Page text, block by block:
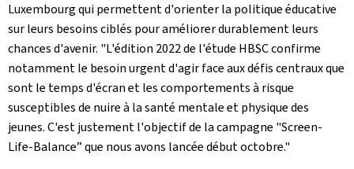
Luxembourg qui permettent d'orienter la politique éducative
sur leurs besoins ciblés pour améliorer durablement leurs
chances d'avenir. "L'édition 2022 de l'étude HBSC confirme
notamment le besoin urgent d'agir face aux défis centraux que
sont le temps d'écran et les comportements à risque
susceptibles de nuire à la santé mentale et physique des
jeunes. C'est justement l'objectif de la campagne "Screen-
Life-Balance” que nous avons lancée début octobre."